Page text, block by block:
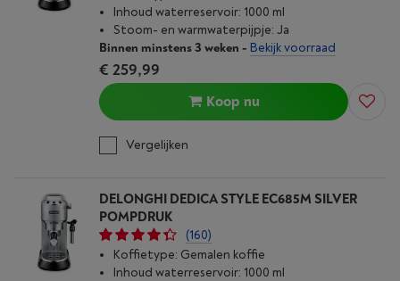
Inhoud waterreservoir: 1000 ml
Stoom- en warmwaterpijpje: Ja
Binnen minstens 3 weken - Bekijk voorraad
€ 259,99
Koop nu
Vergelijken
DELONGHI DEDICA STYLE EC685M SILVER
POMPDRUK
(160)
Koffietype: Gemalen koffie
Inhoud waterreservoir: 1000 ml